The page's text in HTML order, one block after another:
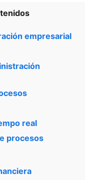
empresarial
real
procesos